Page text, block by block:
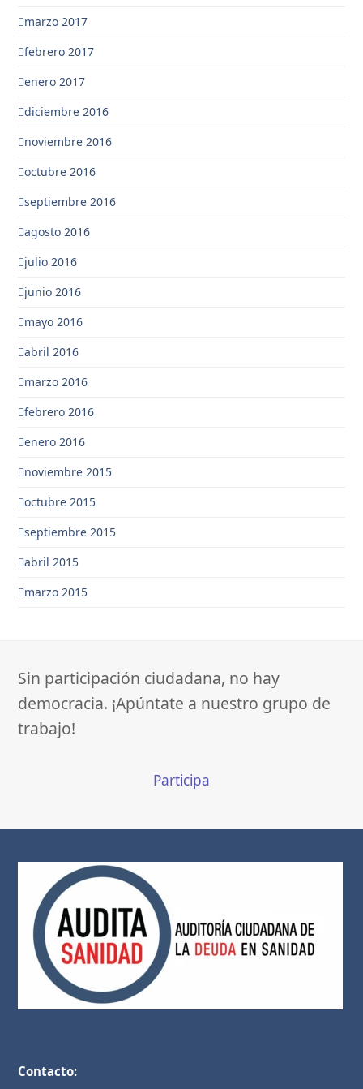
marzo 2017
febrero 2017
enero 2017
diciembre 2016
noviembre 2016
octubre 2016
septiembre 2016
agosto 2016
julio 2016
junio 2016
mayo 2016
abril 2016
marzo 2016
febrero 2016
enero 2016
noviembre 2015
octubre 2015
septiembre 2015
abril 2015
marzo 2015
Sin participación ciudadana, no hay
democracia. ¡Apúntate a nuestro grupo de
trabajo!
Participa
Contacto: